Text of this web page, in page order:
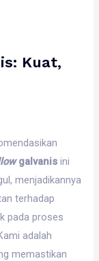
Kuat,
galvanis ini
menjadikannya
terhadap
pada proses
adalah
memastikan